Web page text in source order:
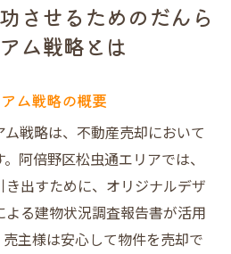
ぶプレミアム戦略の効果
を最大限に活かした高値売
市場動向と特性
した価格設定のポイント
地域の利便性
ィの活用によるアピール
リア分析の重要性
させるためのだんら
ム戦略とは
ム戦略の概要
戦略は、不動産売却において
阿倍野区松虫通エリアでは、
出すために、オリジナルデザ
る建物状況調査報告書が活用
主様は安心して物件を売却で